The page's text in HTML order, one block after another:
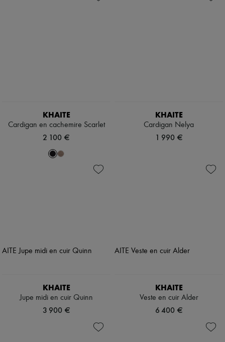
KHAITE
Cardigan en cachemire Scarlet
2 100 €
KHAITE
Cardigan Nelya
1 990 €
KHAITE
Jupe midi en cuir Quinn
3 900 €
KHAITE
Veste en cuir Alder
6 400 €